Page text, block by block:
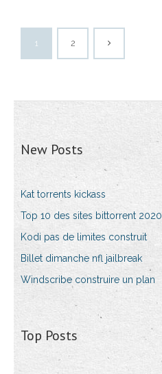
1 2
New Posts
Kat torrents kickass
Top 10 des sites bittorrent 2020
Kodi pas de limites construit
Billet dimanche nfl jailbreak
Windscribe construire un plan
Top Posts